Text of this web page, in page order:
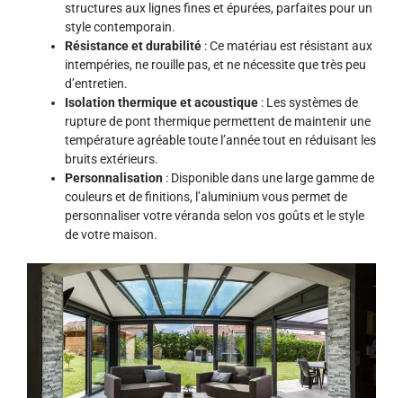
structures aux lignes fines et épurées, parfaites pour un
style contemporain.
Résistance et durabilité : Ce matériau est résistant aux
intempéries, ne rouille pas, et ne nécessite que très peu
d’entretien.
Isolation thermique et acoustique : Les systèmes de
rupture de pont thermique permettent de maintenir une
température agréable toute l’année tout en réduisant les
bruits extérieurs.
Personnalisation : Disponible dans une large gamme de
couleurs et de finitions, l’aluminium vous permet de
personnaliser votre véranda selon vos goûts et le style
de votre maison.